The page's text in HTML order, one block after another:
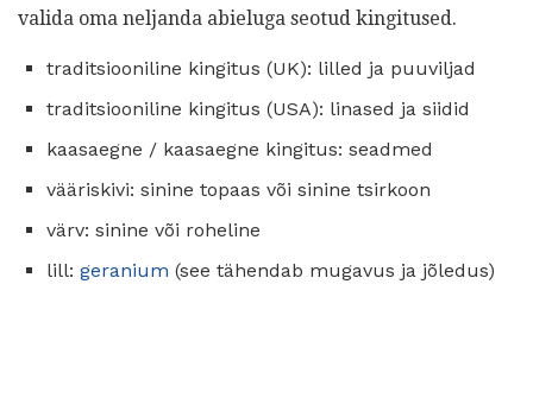
valida oma neljanda abieluga seotud kingitused.
traditsiooniline kingitus (UK): lilled ja puuviljad
traditsiooniline kingitus (USA): linased ja siidid
kaasaegne / kaasaegne kingitus: seadmed
vääriskivi: sinine topaas või sinine tsirkoon
värv: sinine või roheline
lill: geranium (see tähendab mugavus ja jõledus)